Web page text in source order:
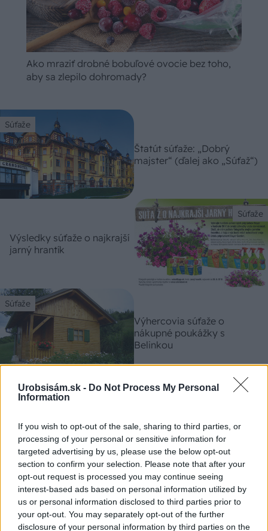
Urobsisám.sk - Do Not Process My Personal
Information
If you wish to opt-out of the sale, sharing to third parties, or
processing of your personal or sensitive information for
targeted advertising by us, please use the below opt-out
section to confirm your selection. Please note that after your
opt-out request is processed you may continue seeing
interest-based ads based on personal information utilized by
us or personal information disclosed to third parties prior to
your opt-out. You may separately opt-out of the further
disclosure of your personal information by third parties on the
Ako mraziť drobné bobuľové ovocie bez toho,
aby sa zlepilo dohromady?
Súťaže
Štatút súťaže: „Dobrý
majster“ (ďalej ako „Súťaž“)
Súťaže
Výsledky súťaže o najkrajší
jarný hrantík
Súťaže
Výhercovia súťaže o
nákupné poukážky s
Belinkou
Súťaže
balkón
Súťaže
Veľká súťaž o tri
najmodernejšie prietokové
ohrievače vody STIEBEL